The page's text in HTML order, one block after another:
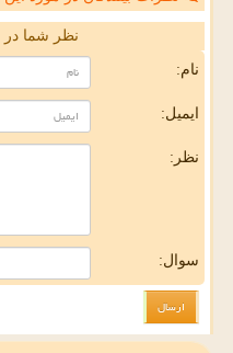
نظر شما
نام:
ایمیل:
نظر:
سوال: